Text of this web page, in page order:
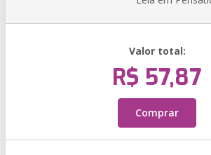
Valor total:
R$ 57,87
Comprar